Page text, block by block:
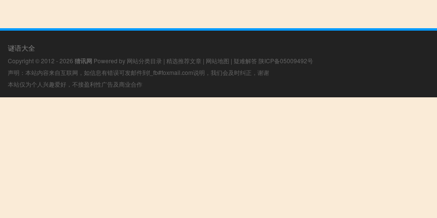
谜语大全
Copyright © 2012 - 2026 猜讯网 Powered by 网站分类目录 | 精选推荐文章 | 网站地图 | 疑难解答 陕ICP备05009492号
声明：本站内容来自互联网，如信息有错误可发邮件到f_fb#foxmail.com说明，我们会及时纠正，谢谢
本站仅为个人兴趣爱好，不接盈利性广告及商业合作